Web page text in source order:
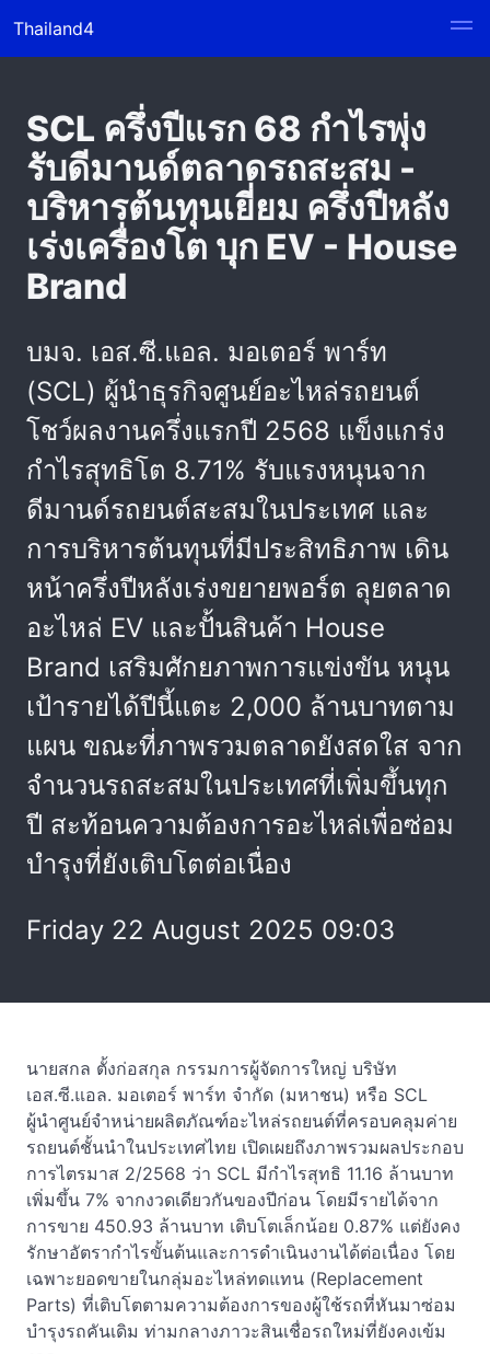
Thailand4
SCL ครึ่งปีแรก 68 กำไรพุ่ง
รับดีมานด์ตลาดรถสะสม -
บริหารต้นทุนเยี่ยม ครึ่งปีหลัง
เร่งเครื่องโต บุก EV - House
Brand
บมจ. เอส.ซี.แอล. มอเตอร์ พาร์ท
(SCL) ผู้นำธุรกิจศูนย์อะไหล่รถยนต์
โชว์ผลงานครึ่งแรกปี 2568 แข็งแกร่ง
กำไรสุทธิโต 8.71% รับแรงหนุนจาก
ดีมานด์รถยนต์สะสมในประเทศ และ
การบริหารต้นทุนที่มีประสิทธิภาพ เดิน
หน้าครึ่งปีหลังเร่งขยายพอร์ต ลุยตลาด
อะไหล่ EV และปั้นสินค้า House
Brand เสริมศักยภาพการแข่งขัน หนุน
เป้ารายได้ปีนี้แตะ 2,000 ล้านบาทตาม
แผน ขณะที่ภาพรวมตลาดยังสดใส จาก
จำนวนรถสะสมในประเทศที่เพิ่มขึ้นทุก
ปี สะท้อนความต้องการอะไหล่เพื่อซ่อม
บำรุงที่ยังเติบโตต่อเนื่อง
Friday 22 August 2025 09:03
นายสกล ตั้งก่อสกุล กรรมการผู้จัดการใหญ่ บริษัท
เอส.ซี.แอล. มอเตอร์ พาร์ท จำกัด (มหาชน) หรือ SCL
ผู้นำศูนย์จำหน่ายผลิตภัณฑ์อะไหล่รถยนต์ที่ครอบคลุมค่าย
รถยนต์ชั้นนำในประเทศไทย เปิดเผยถึงภาพรวมผลประกอบ
การไตรมาส 2/2568 ว่า SCL มีกำไรสุทธิ 11.16 ล้านบาท
เพิ่มขึ้น 7% จากงวดเดียวกันของปีก่อน โดยมีรายได้จาก
การขาย 450.93 ล้านบาท เติบโตเล็กน้อย 0.87% แต่ยังคง
รักษาอัตรากำไรขั้นต้นและการดำเนินงานได้ต่อเนื่อง โดย
เฉพาะยอดขายในกลุ่มอะไหล่ทดแทน (Replacement
Parts) ที่เติบโตตามความต้องการของผู้ใช้รถที่หันมาซ่อม
บำรุงรถคันเดิม ท่ามกลางภาวะสินเชื่อรถใหม่ที่ยังคงเข้ม